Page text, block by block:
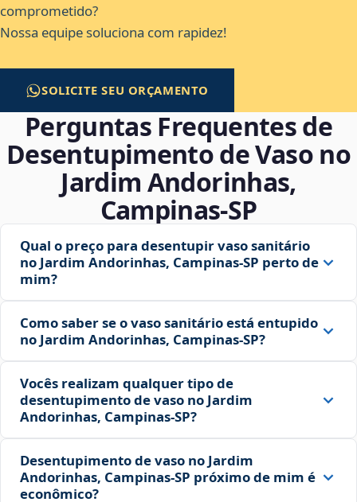
comprometido?
Nossa equipe soluciona com rapidez!
SOLICITE SEU ORÇAMENTO
Perguntas Frequentes de
Desentupimento de Vaso no
Jardim Andorinhas,
Campinas‑SP
Qual o preço para desentupir vaso sanitário
no Jardim Andorinhas, Campinas‑SP perto de
mim?
Como saber se o vaso sanitário está entupido
no Jardim Andorinhas, Campinas‑SP?
Vocês realizam qualquer tipo de
desentupimento de vaso no Jardim
Andorinhas, Campinas‑SP?
Desentupimento de vaso no Jardim
Andorinhas, Campinas‑SP próximo de mim é
econômico?